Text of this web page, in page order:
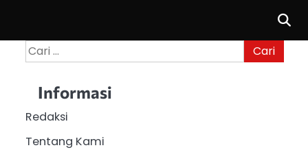
Cari
untuk:
Informasi
Redaksi
Tentang Kami